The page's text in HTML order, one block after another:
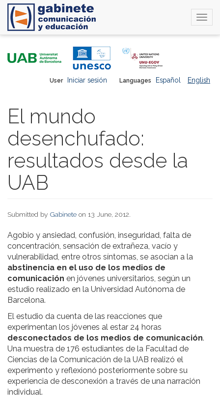
Languages Español English
User Iniciar sesión
El mundo
desenchufado:
resultados desde la
UAB
Submitted by Gabinete on 13 June, 2012.
Agobio y ansiedad, confusión, inseguridad, falta de
concentración, sensación de extrañeza, vacío y
vulnerabilidad, entre otros síntomas, se asocian a la
abstinencia en el uso de los medios de
comunicación en jóvenes universitarios, según un
estudio realizado en la Universidad Autónoma de
Barcelona.
El estudio da cuenta de las reacciones que
experimentan los jóvenes al estar 24 horas
desconectados de los medios de comunicación.
Una muestra de 176 estudiantes de la Facultad de
Ciencias de la Comunicación de la UAB realizó el
experimento y reflexionó posteriormente sobre su
experiencia de desconexión a través de una narración
individual.